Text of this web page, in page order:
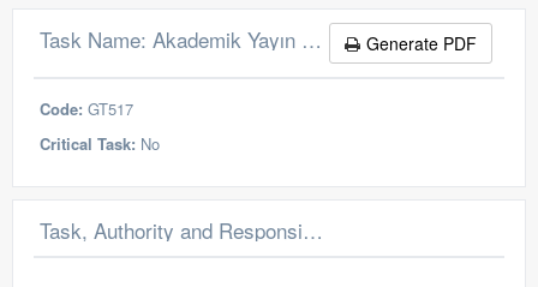
Task Name: Akademik Yayın Destek Birimi Personeli Generate PDF
Code: GT517
Critical Task: No
Task, Authority and Responsibilities